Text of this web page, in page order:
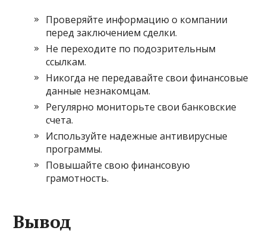
Проверяйте информацию о компании
перед заключением сделки.
Не переходите по подозрительным
ссылкам.
Никогда не передавайте свои финансовые
данные незнакомцам.
Регулярно мониторьте свои банковские
счета.
Используйте надежные антивирусные
программы.
Повышайте свою финансовую
грамотность.
Вывод